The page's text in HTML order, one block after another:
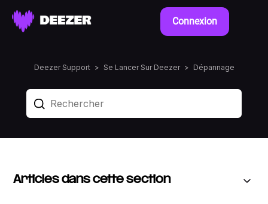
Connexion
Deezer Support Se Lancer Sur Deezer Dépannage
Articles dans cette section